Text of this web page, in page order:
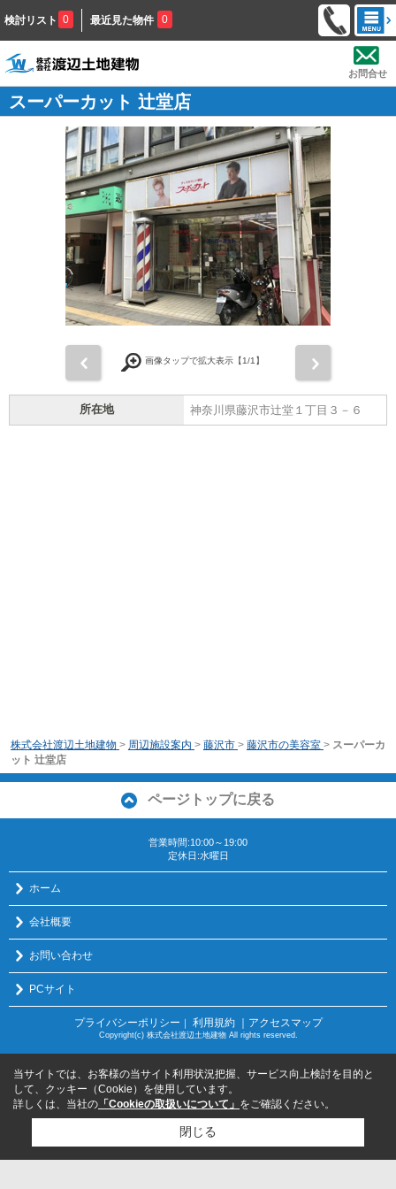
検討リスト 0 最近見た物件 0
お問合せ
スーパーカット 辻堂店
画像タップで拡大表示【1/1】
所在地 神奈川県藤沢市辻堂１丁目３－６
株式会社渡辺土地建物 > 周辺施設案内 > 藤沢市 > 藤沢市の美容室 > スーパーカ
ット 辻堂店
ページトップに戻る
営業時間:10:00～19:00
定休日:水曜日
ホーム
会社概要
お問い合わせ
PCサイト
プライバシーポリシー ｜ 利用規約 ｜アクセスマップ
Copyright(c) 株式会社渡辺土地建物 All rights reserved.
当サイトでは、お客様の当サイト利用状況把握、サービス向上検討を目的と
して、クッキー（Cookie）を使用しています。
詳しくは、当社の 「Cookieの取扱いについて」 をご確認ください。
閉じる